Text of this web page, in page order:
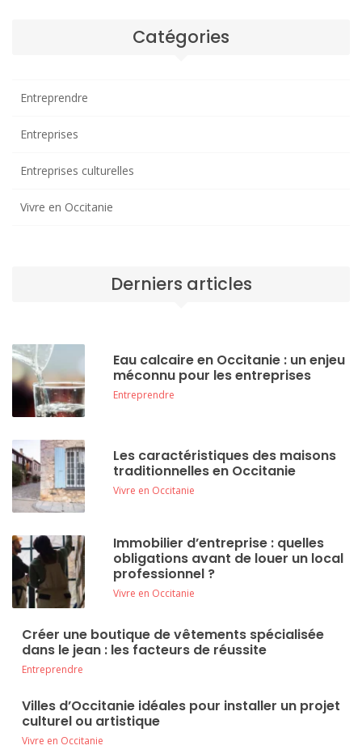
Catégories
Entreprendre
Entreprises
Entreprises culturelles
Vivre en Occitanie
Derniers articles
Eau calcaire en Occitanie : un enjeu
méconnu pour les entreprises
Entreprendre
Les caractéristiques des maisons
traditionnelles en Occitanie
Vivre en Occitanie
Immobilier d’entreprise : quelles
obligations avant de louer un local
professionnel ?
Vivre en Occitanie
Créer une boutique de vêtements spécialisée
dans le jean : les facteurs de réussite
Entreprendre
Villes d’Occitanie idéales pour installer un projet
culturel ou artistique
Vivre en Occitanie